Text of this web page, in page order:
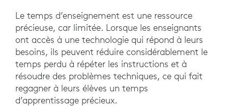
Le temps d’enseignement est une ressource
précieuse, car limitée. Lorsque les enseignants
ont accès à une technologie qui répond à leurs
besoins, ils peuvent réduire considérablement le
temps perdu à répéter les instructions et à
résoudre des problèmes techniques, ce qui fait
regagner à leurs élèves un temps
d’apprentissage précieux.